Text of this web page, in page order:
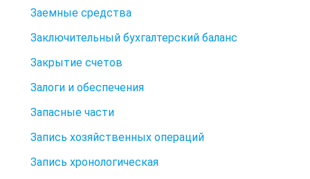
Заемные средства
Заключительный бухгалтерский баланс
Закрытие счетов
Залоги и обеспечения
Запасные части
Запись хозяйственных операций
Запись хронологическая